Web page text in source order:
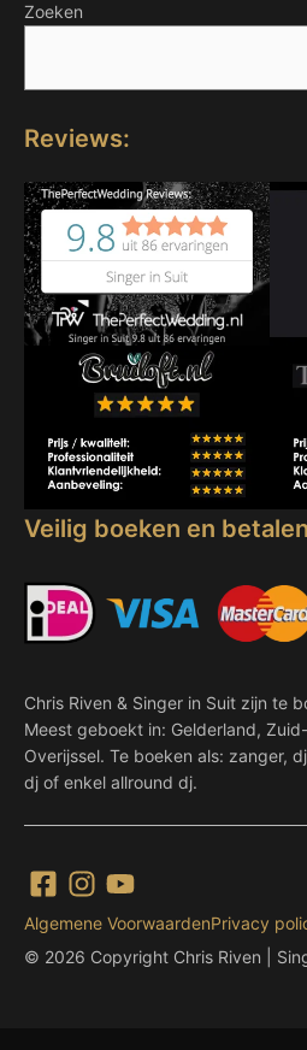
Zoeken
Reviews:
Veilig boeken en
Chris Riven & Singer in Suit zijn te
Meest geboekt in: Gelderland,
Overijssel. Te boeken als: zanger,
dj of enkel allround dj.
© 2026 Copyright Chris Riven |
Algemene VoorwaardenPrivacy